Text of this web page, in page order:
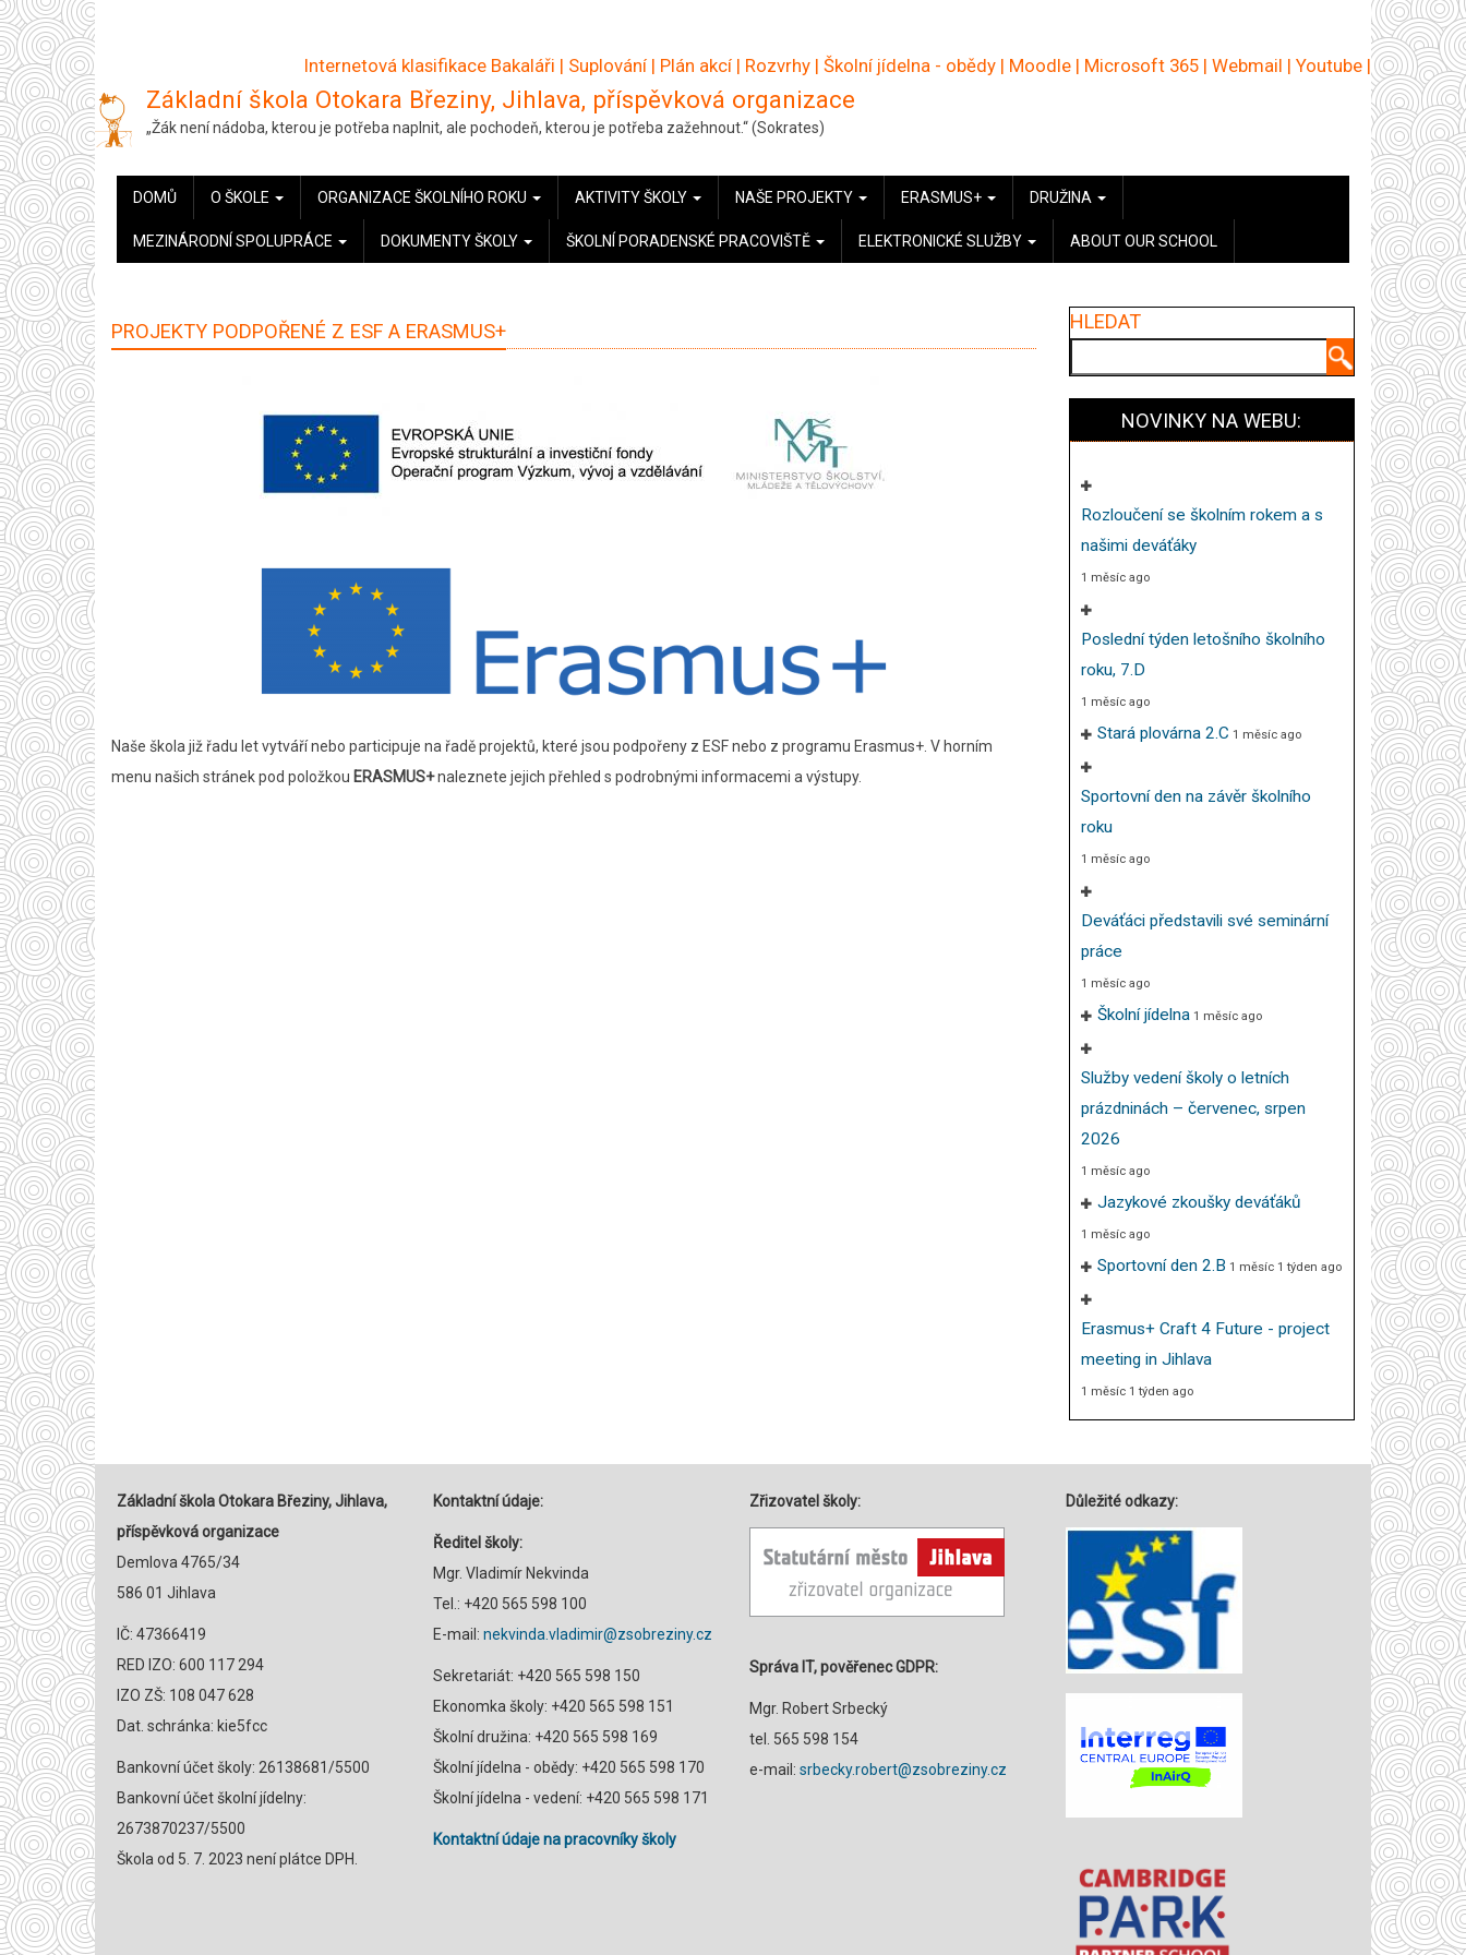
Přejít
k
hlavnímu
obsahu
Internetová klasifikace Bakaláři | Suplování | Plán akcí | Rozvrhy | Školní jídelna - obědy | Moodle | Microsoft 365 | Webmail | Youtube |
Základní škola Otokara Březiny, Jihlava, příspěvková organizace
„Žák není nádoba, kterou je potřeba naplnit, ale pochodeň, kterou je potřeba zažehnout.“ (Sokrates)
HLAVNÍ
NAVIGACE
DOMŮ O ŠKOLE ORGANIZACE ŠKOLNÍHO ROKU AKTIVITY ŠKOLY NAŠE PROJEKTY ERASMUS+ DRUŽINA
MEZINÁRODNÍ SPOLUPRÁCE DOKUMENTY ŠKOLY ŠKOLNÍ PORADENSKÉ PRACOVIŠTĚ ELEKTRONICKÉ SLUŽBY ABOUT OUR SCHOOL
PROJEKTY PODPOŘENÉ Z ESF A ERASMUS+
Naše škola již řadu let vytváří nebo participuje na řadě projektů, které jsou podpořeny z ESF nebo z programu Erasmus+. V horním
menu našich stránek pod položkou ERASMUS+naleznete jejich přehled s podrobnými informacemi a výstupy.
HLEDAT
NOVINKY NA WEBU:
Rozloučení se školním rokem a s
našimi deváťáky
1 měsíc ago
Poslední týden letošního školního
roku, 7.D
1 měsíc ago
Stará plovárna 2.C 1 měsíc ago
Sportovní den na závěr školního
roku
1 měsíc ago
Deváťáci představili své seminární
práce
1 měsíc ago
Školní jídelna 1 měsíc ago
Služby vedení školy o letních
prázdninách – červenec, srpen
2026
1 měsíc ago
Jazykové zkoušky deváťáků
1 měsíc ago
Sportovní den 2.B 1 měsíc 1 týden ago
Erasmus+ Craft 4 Future - project
meeting in Jihlava
1 měsíc 1 týden ago
Základní škola Otokara Březiny, Jihlava,
příspěvková organizace
Demlova 4765/34
586 01 Jihlava
IČ: 47366419
RED IZO: 600 117 294
IZO ZŠ: 108 047 628
Dat. schránka: kie5fcc
Bankovní účet školy: 26138681/5500
Bankovní účet školní jídelny:
2673870237/5500
Škola od 5. 7. 2023 není plátce DPH.
Kontaktní údaje:
Ředitel školy:
Mgr. Vladimír Nekvinda
Tel.: +420 565 598 100
E-mail: nekvinda.vladimir@zsobreziny.cz
Sekretariát: +420 565 598 150
Ekonomka školy: +420 565 598 151
Školní družina: +420 565 598 169
Školní jídelna - obědy: +420 565 598 170
Školní jídelna - vedení: +420 565 598 171
Kontaktní údaje na pracovníky školy
Zřizovatel školy:
Správa IT, pověřenec GDPR:
Mgr. Robert Srbecký
tel. 565 598 154
e-mail: srbecky.robert@zsobreziny.cz
Důležité odkazy: